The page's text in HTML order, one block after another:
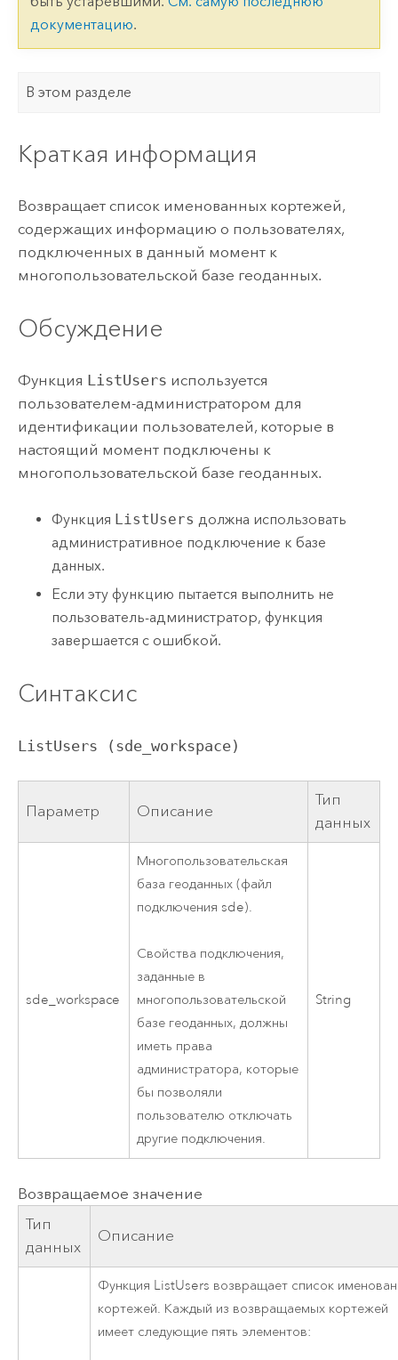
документацию.
В этом разделе
Краткая информация
Возвращает список именованных кортежей,
содержащих информацию о пользователях,
подключенных в данный момент к
многопользовательской базе геоданных.
Обсуждение
Функция ListUsers используется
пользователем-администратором для
идентификации пользователей, которые в
настоящий момент подключены к
многопользовательской базе геоданных.
Функция ListUsers должна использовать
административное подключение к базе
данных.
Если эту функцию пытается выполнить не
пользователь-администратор, функция
завершается с ошибкой.
Синтаксис
ListUsers (sde_workspace)
Параметр Описание
Тип
данных
sde_workspace
Многопользовательская
база геоданных (файл
подключения sde).
Свойства подключения,
заданные в
многопользовательской
базе геоданных, должны
иметь права
администратора, которые
бы позволяли
пользователю отключать
другие подключения.
String
Возвращаемое значение
Тип
данных
Описание
Функция ListUsers возвращает список
кортежей. Каждый из возвращаемых кортежей
имеет следующие пять элементов: